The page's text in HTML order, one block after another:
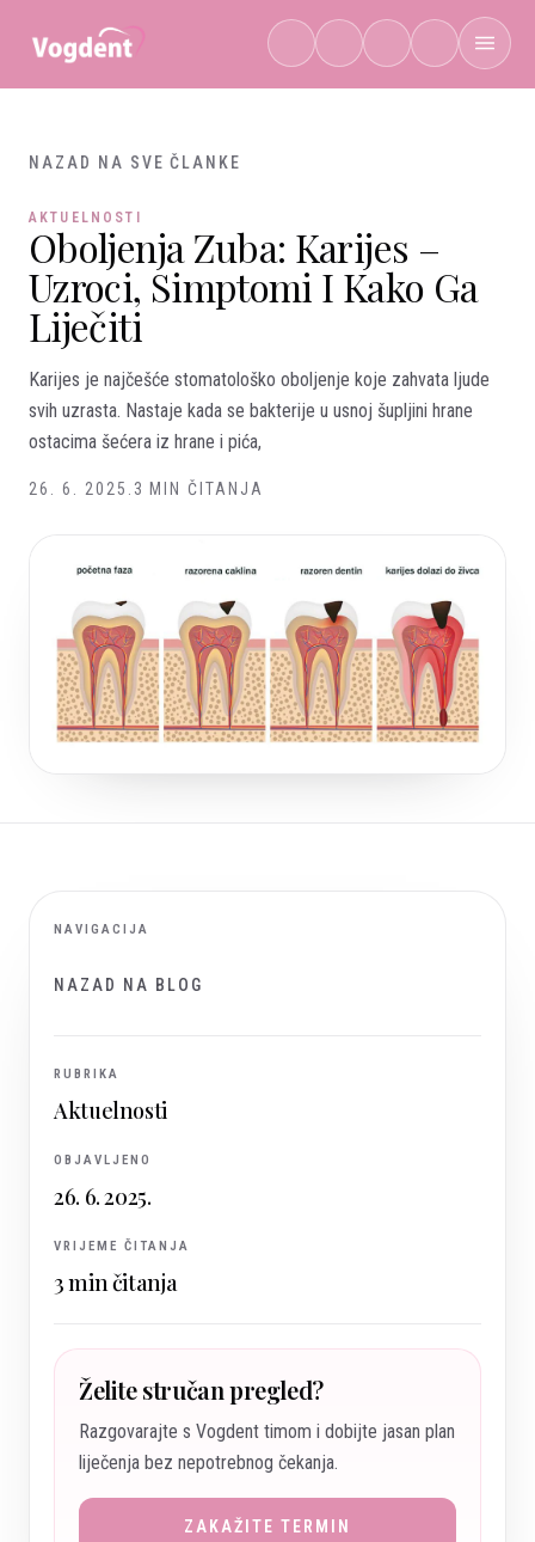
NAZAD NA SVE ČLANKE
AKTUELNOSTI
Oboljenja Zuba: Karijes –
Uzroci, Simptomi I Kako Ga
Liječiti
Karijes je najčešće stomatološko oboljenje koje zahvata ljude
svih uzrasta. Nastaje kada se bakterije u usnoj šupljini hrane
ostacima šećera iz hrane i pića,
26. 6. 2025. 3 MIN ČITANJA
NAVIGACIJA
NAZAD NA BLOG
RUBRIKA
Aktuelnosti
OBJAVLJENO
26. 6. 2025.
VRIJEME ČITANJA
3min čitanja
Želite stručan pregled?
Razgovarajte s Vogdent timom i dobijte jasan plan
liječenja bez nepotrebnog čekanja.
ZAKAŽITE TERMIN